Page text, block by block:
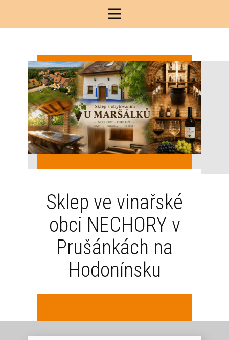
Sklep ve vinařské
obci NECHORY v
Prušánkách na
Hodonínsku